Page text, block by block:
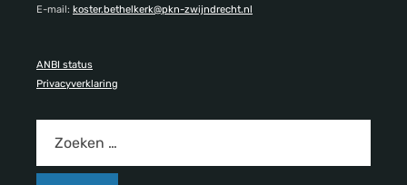
E-mail: koster.bethelkerk@pkn-zwijndrecht.nl
ANBI status
Privacyverklaring